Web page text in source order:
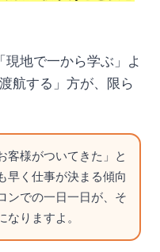
地で一から学ぶ」よ
航する」方が、限ら
客様がついてきた」と
早く仕事が決まる傾向
ンでの一日一日が、そ
なりますよ。